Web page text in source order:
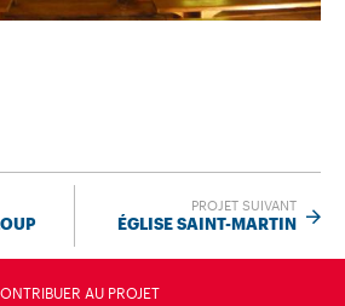
PROJET SUIVANT
ÉGLISE SAINT-MARTIN
AU PROJET